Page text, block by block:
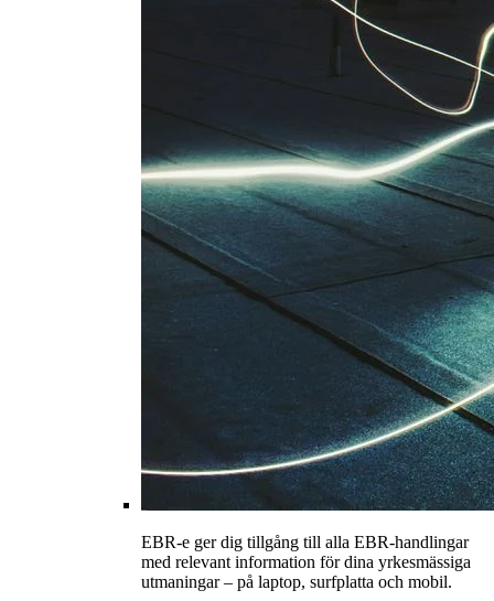
EBR-e ger dig tillgång till alla EBR-handlingar
med relevant information för dina yrkesmässiga
utmaningar – på laptop, surfplatta och mobil.